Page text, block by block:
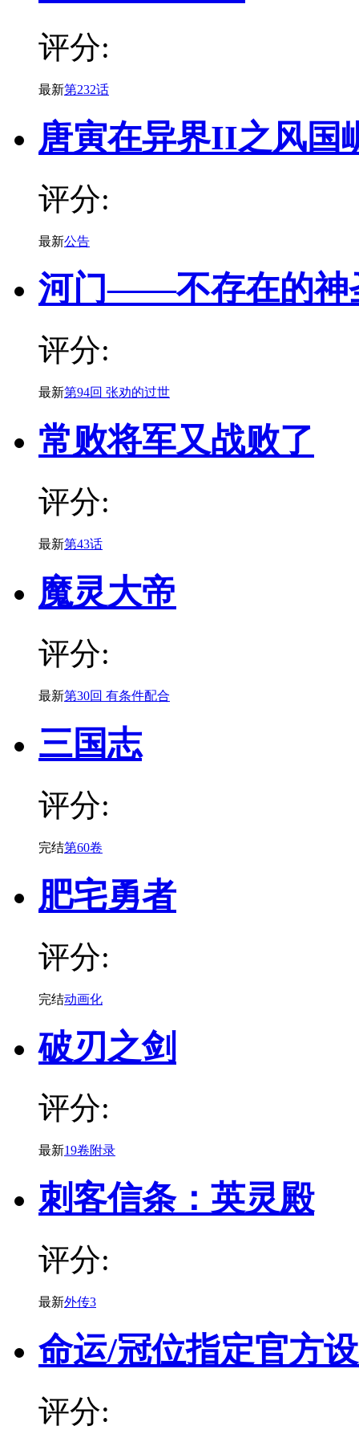
评分:
最新第232话
唐寅在异界II之风国
评分:
最新公告
河门——不存在的神
评分:
最新第94回 张劝的过世
常败将军又战败了
评分:
最新第43话
魔灵大帝
评分:
最新第30回 有条件配合
三国志
评分:
完结第60卷
肥宅勇者
评分:
完结动画化
破刃之剑
评分:
最新19卷附录
刺客信条：英灵殿
评分:
最新外传3
命运/冠位指定官方
评分: